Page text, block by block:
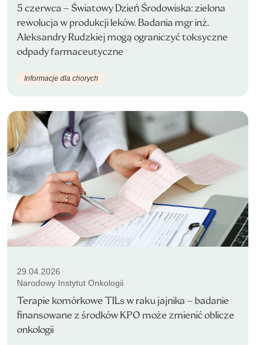
5 czerwca – Światowy Dzień Środowiska: zielona
rewolucja w produkcji leków. Badania mgr inż.
Aleksandry Rudzkiej mogą ograniczyć toksyczne
odpady farmaceutyczne
Informacje dla chorych
29.04.2026
Narodowy Instytut Onkologii
Terapie komórkowe TILs w raku jajnika – badanie
finansowane z środków KPO może zmienić oblicze
onkologii